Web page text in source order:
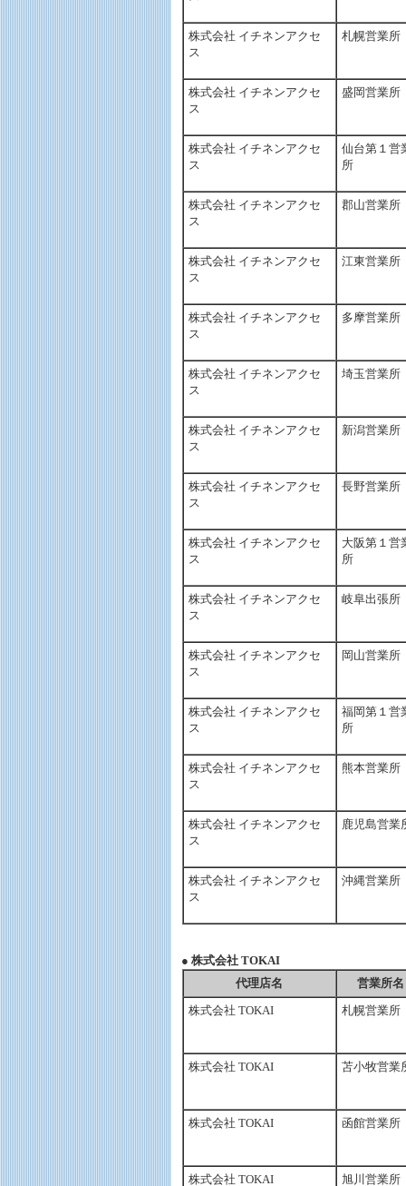
株式会社 イチネンアクセ
ス
札幌営業所
株式会社 イチネンアクセ
ス
盛岡営業所
株式会社 イチネンアクセ
ス
仙台第１営
所
株式会社 イチネンアクセ
ス
郡山営業所
株式会社 イチネンアクセ
ス
江東営業所
株式会社 イチネンアクセ
ス
多摩営業所
株式会社 イチネンアクセ
ス
埼玉営業所
株式会社 イチネンアクセ
ス
新潟営業所
株式会社 イチネンアクセ
ス
長野営業所
株式会社 イチネンアクセ
ス
大阪第１営
所
株式会社 イチネンアクセ
ス
岐阜出張所
株式会社 イチネンアクセ
ス
岡山営業所
株式会社 イチネンアクセ
ス
福岡第１営
所
株式会社 イチネンアクセ
ス
熊本営業所
株式会社 イチネンアクセ
ス
鹿児島営業
株式会社 イチネンアクセ
ス
沖縄営業所
● 株式会社 TOKAI
代理店名
営業所名
株式会社 TOKAI
札幌営業所
株式会社 TOKAI 苫小牧営業
株式会社 TOKAI 函館営業所
株式会社 TOKAI 旭川営業所